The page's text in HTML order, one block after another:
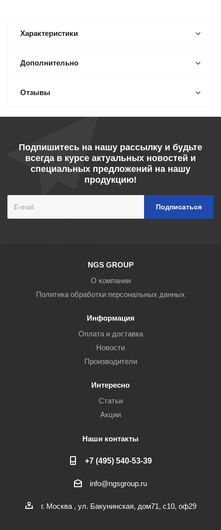
Характеристики
Дополнительно
Отзывы
Подпишитесь на нашу рассылку и будьте
всегда в курсе актуальных новостей и
специальных предложений на нашу
продукцию!
NGS GROUP
О компании
Политика обработки персональных данных
Информация
Оплата и доставка
Новости
Производители
Интересно
Статьи
Акции
Наши контакты
+7 (495) 540-53-39
info@ngsgroup.ru
г. Москва , ул. Бакунинская, дом71, с10, оф29